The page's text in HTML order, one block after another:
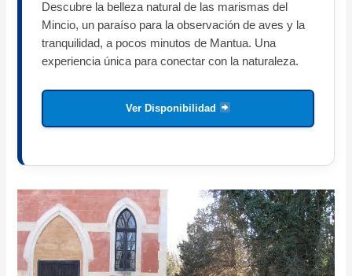
Descubre la belleza natural de las marismas del
Mincio, un paraíso para la observación de aves y la
tranquilidad, a pocos minutos de Mantua. Una
experiencia única para conectar con la naturaleza.
Ver Disponibilidad